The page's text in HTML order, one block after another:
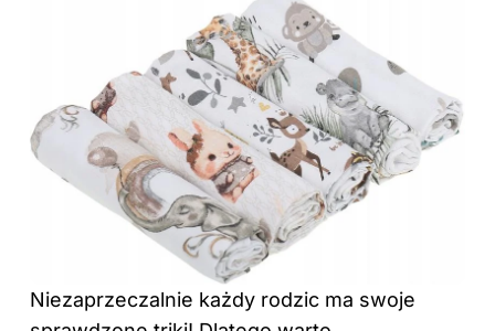
Niezaprzeczalnie każdy rodzic ma swoje